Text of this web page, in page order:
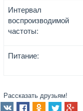
Интервал
воспроизводимой
частоты:
Питание:
Рассказать друзьям!